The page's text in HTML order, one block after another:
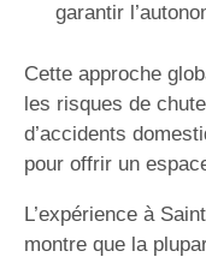
garantir
Cette approche
les risques de
d’accidents
pour offrir un
L’expérience à
montre que la